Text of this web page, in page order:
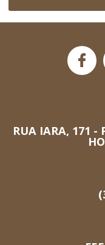
RUA IARA, 171 -